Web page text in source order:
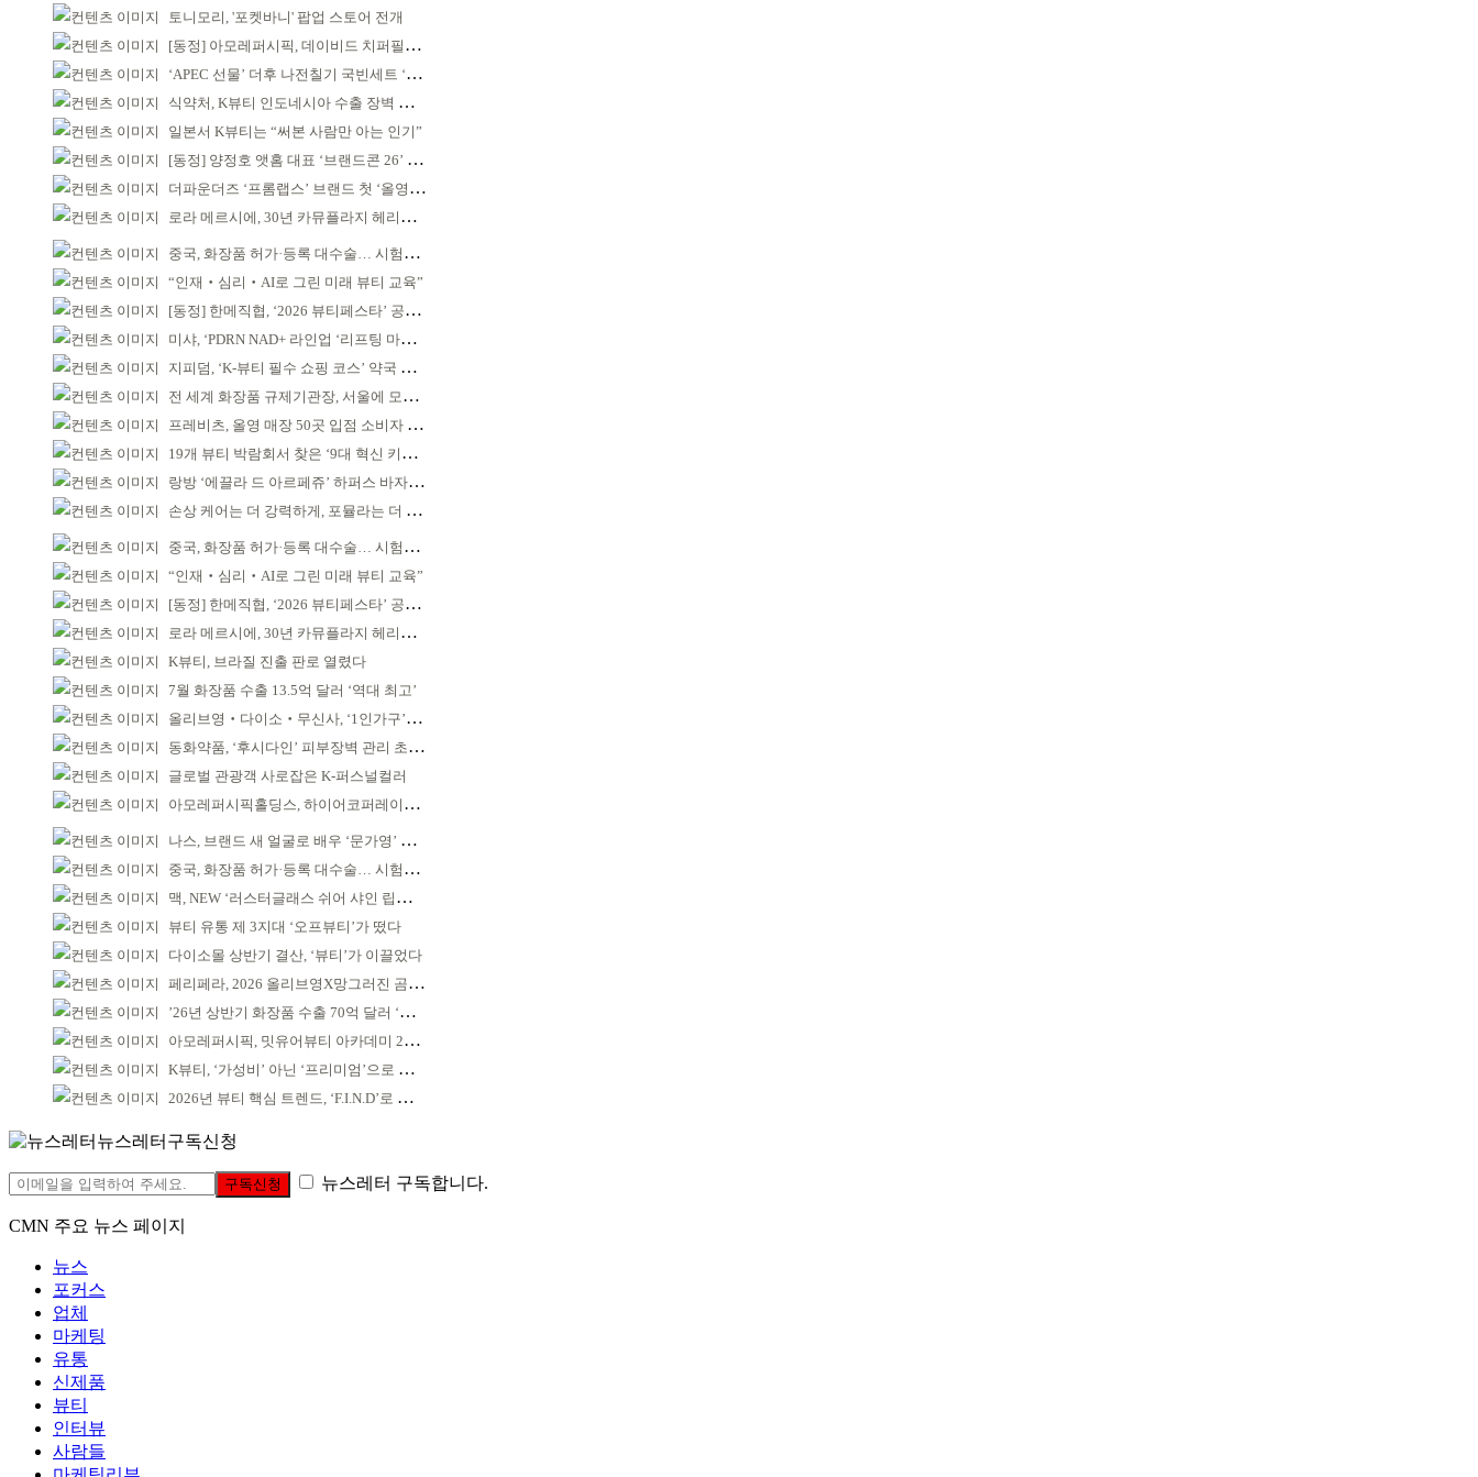
토니모리, '포켓바니' 팝업 스토어 전개
[동정] 아모레퍼시픽, 데이비드 치퍼필드 초청 강연
‘APEC 선물’ 더후 나전칠기 국빈세트 ‘레드닷 어워드’ 본상
식약처, K뷰티 인도네시아 수출 장벽 완화 성과
일본서 K뷰티는 “써본 사람만 아는 인기”
[동정] 양정호 앳홈 대표 ‘브랜드콘 26’ 강연
더파운더즈 ‘프롬랩스’ 브랜드 첫 ‘올영픽’ 선정
로라 메르시에, 30년 카뮤플라지 헤리티지 담아
중국, 화장품 허가·등록 대수술… 시험자료 공용 허용
“인재‧심리‧AI로 그린 미래 뷰티 교육”
[동정] 한메직협, ‘2026 뷰티페스타’ 공동 주최
미샤, ‘PDRN NAD+ 라인업 ‘리프팅 마스크’ 출시
지피덤, ‘K-뷰티 필수 쇼핑 코스’ 약국 공략
전 세계 화장품 규제기관장, 서울에 모인다
프레비츠, 올영 매장 50곳 입점 소비자 접점 강화
19개 뷰티 박람회서 찾은 ‘9대 혁신 키워드’
랑방 ‘에끌라 드 아르페쥬’ 하퍼스 바자 화보 공개
손상 케어는 더 강력하게, 포뮬라는 더 산뜻하게!
중국, 화장품 허가·등록 대수술… 시험자료 공용 허용
“인재‧심리‧AI로 그린 미래 뷰티 교육”
[동정] 한메직협, ‘2026 뷰티페스타’ 공동 주최
로라 메르시에, 30년 카뮤플라지 헤리티지 담아
K뷰티, 브라질 진출 판로 열렸다
7월 화장품 수출 13.5억 달러 ‘역대 최고’
올리브영‧다이소‧무신사, ‘1인가구’가 이끈다
동화약품, ‘후시다인’ 피부장벽 관리 초점 ‘리브랜딩’
글로벌 관광객 사로잡은 K-퍼스널컬러
아모레퍼시픽홀딩스, 하이어코퍼레이션과 투자계약
나스, 브랜드 새 얼굴로 배우 ‘문가영’ 발탁
중국, 화장품 허가·등록 대수술… 시험자료 공용 허용
맥, NEW ‘러스터글래스 쉬어 샤인 립스틱’ 출시
뷰티 유통 제 3지대 ‘오프뷰티’가 떴다
다이소몰 상반기 결산, ‘뷰티’가 이끌었다
페리페라, 2026 올리브영X망그러진 곰 콜라보
’26년 상반기 화장품 수출 70억 달러 ‘역대 최고’
아모레퍼시픽, 밋유어뷰티 아카데미 2기 발대식
K뷰티, ‘가성비’ 아닌 ‘프리미엄’으로 승부걸어야
2026년 뷰티 핵심 트렌드, ‘F.I.N.D’로 읽는다
뉴스레터구독신청
구독신청 뉴스레터 구독합니다.
CMN 주요 뉴스 페이지
뉴스
포커스
업체
마케팅
유통
신제품
뷰티
인터뷰
사람들